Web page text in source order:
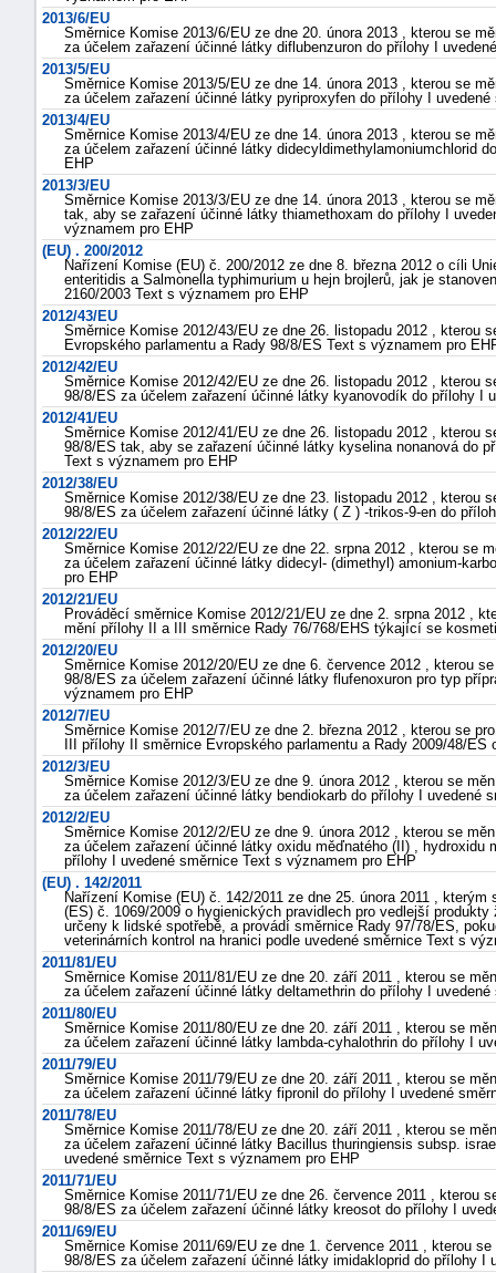
2013/6/EU
Směrnice Komise 2013/6/EU ze dne 20. února 2013 , kterou se
za účelem zařazení účinné látky diflubenzuron do přílohy I
2013/5/EU
Směrnice Komise 2013/5/EU ze dne 14. února 2013 , kterou se
za účelem zařazení účinné látky pyriproxyfen do přílohy I
2013/4/EU
Směrnice Komise 2013/4/EU ze dne 14. února 2013 , kterou se
za účelem zařazení účinné látky didecyldimethylamoniumchlorid
EHP
2013/3/EU
Směrnice Komise 2013/3/EU ze dne 14. února 2013 , kterou se
tak, aby se zařazení účinné látky thiamethoxam do přílohy I
významem pro EHP
(EU) . 200/2012
Nařízení Komise (EU) č. 200/2012 ze dne 8. března 2012 o cíli
enteritidis a Salmonella typhimurium u hejn brojlerů, jak je
2160/2003 Text s významem pro EHP
2012/43/EU
Směrnice Komise 2012/43/EU ze dne 26. listopadu 2012 , kterou
Evropského parlamentu a Rady 98/8/ES Text s významem pro
2012/42/EU
Směrnice Komise 2012/42/EU ze dne 26. listopadu 2012 , kterou
98/8/ES za účelem zařazení účinné látky kyanovodík do přílohy I
2012/41/EU
Směrnice Komise 2012/41/EU ze dne 26. listopadu 2012 , kterou
98/8/ES tak, aby se zařazení účinné látky kyselina nonanová do
Text s významem pro EHP
2012/38/EU
Směrnice Komise 2012/38/EU ze dne 23. listopadu 2012 , kterou
98/8/ES za účelem zařazení účinné látky ( Z ) -trikos-9-en do
2012/22/EU
Směrnice Komise 2012/22/EU ze dne 22. srpna 2012 , kterou se
za účelem zařazení účinné látky didecyl- (dimethyl) amonium-
pro EHP
2012/21/EU
Prováděcí směrnice Komise 2012/21/EU ze dne 2. srpna 2012 ,
mění přílohy II a III směrnice Rady 76/768/EHS týkající se
2012/20/EU
Směrnice Komise 2012/20/EU ze dne 6. července 2012 , kterou
98/8/ES za účelem zařazení účinné látky flufenoxuron pro typ
významem pro EHP
2012/7/EU
Směrnice Komise 2012/7/EU ze dne 2. března 2012 , kterou se
III přílohy II směrnice Evropského parlamentu a Rady 2009/48/
2012/3/EU
Směrnice Komise 2012/3/EU ze dne 9. února 2012 , kterou se
za účelem zařazení účinné látky bendiokarb do přílohy I uvedené
2012/2/EU
Směrnice Komise 2012/2/EU ze dne 9. února 2012 , kterou se
za účelem zařazení účinné látky oxidu měďnatého (II) , hydroxidu
přílohy I uvedené směrnice Text s významem pro EHP
(EU) . 142/2011
Nařízení Komise (EU) č. 142/2011 ze dne 25. února 2011 ,
(ES) č. 1069/2009 o hygienických pravidlech pro vedlejší
určeny k lidské spotřebě, a provádí směrnice Rady 97/78/ES,
veterinárních kontrol na hranici podle uvedené směrnice Text s
2011/81/EU
Směrnice Komise 2011/81/EU ze dne 20. září 2011 , kterou se
za účelem zařazení účinné látky deltamethrin do přílohy I
2011/80/EU
Směrnice Komise 2011/80/EU ze dne 20. září 2011 , kterou se
za účelem zařazení účinné látky lambda-cyhalothrin do přílohy I
2011/79/EU
Směrnice Komise 2011/79/EU ze dne 20. září 2011 , kterou se
za účelem zařazení účinné látky fipronil do přílohy I uvedené
2011/78/EU
Směrnice Komise 2011/78/EU ze dne 20. září 2011 , kterou se
za účelem zařazení účinné látky Bacillus thuringiensis subsp.
uvedené směrnice Text s významem pro EHP
2011/71/EU
Směrnice Komise 2011/71/EU ze dne 26. července 2011 , kterou
98/8/ES za účelem zařazení účinné látky kreosot do přílohy I
2011/69/EU
Směrnice Komise 2011/69/EU ze dne 1. července 2011 , kterou
98/8/ES za účelem zařazení účinné látky imidakloprid do přílohy I